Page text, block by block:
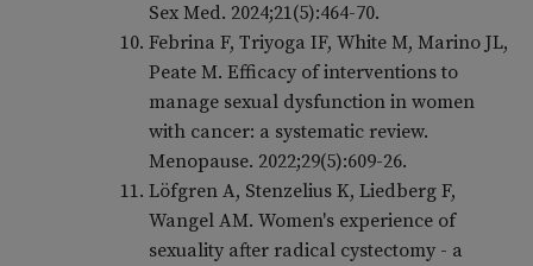
Sex Med. 2024;21(5):464-70.
Febrina F, Triyoga IF, White M, Marino JL,
Peate M. Efficacy of interventions to
manage sexual dysfunction in women
with cancer: a systematic review.
Menopause. 2022;29(5):609-26.
Löfgren A, Stenzelius K, Liedberg F,
Wangel AM. Women's experience of
sexuality after radical cystectomy - a